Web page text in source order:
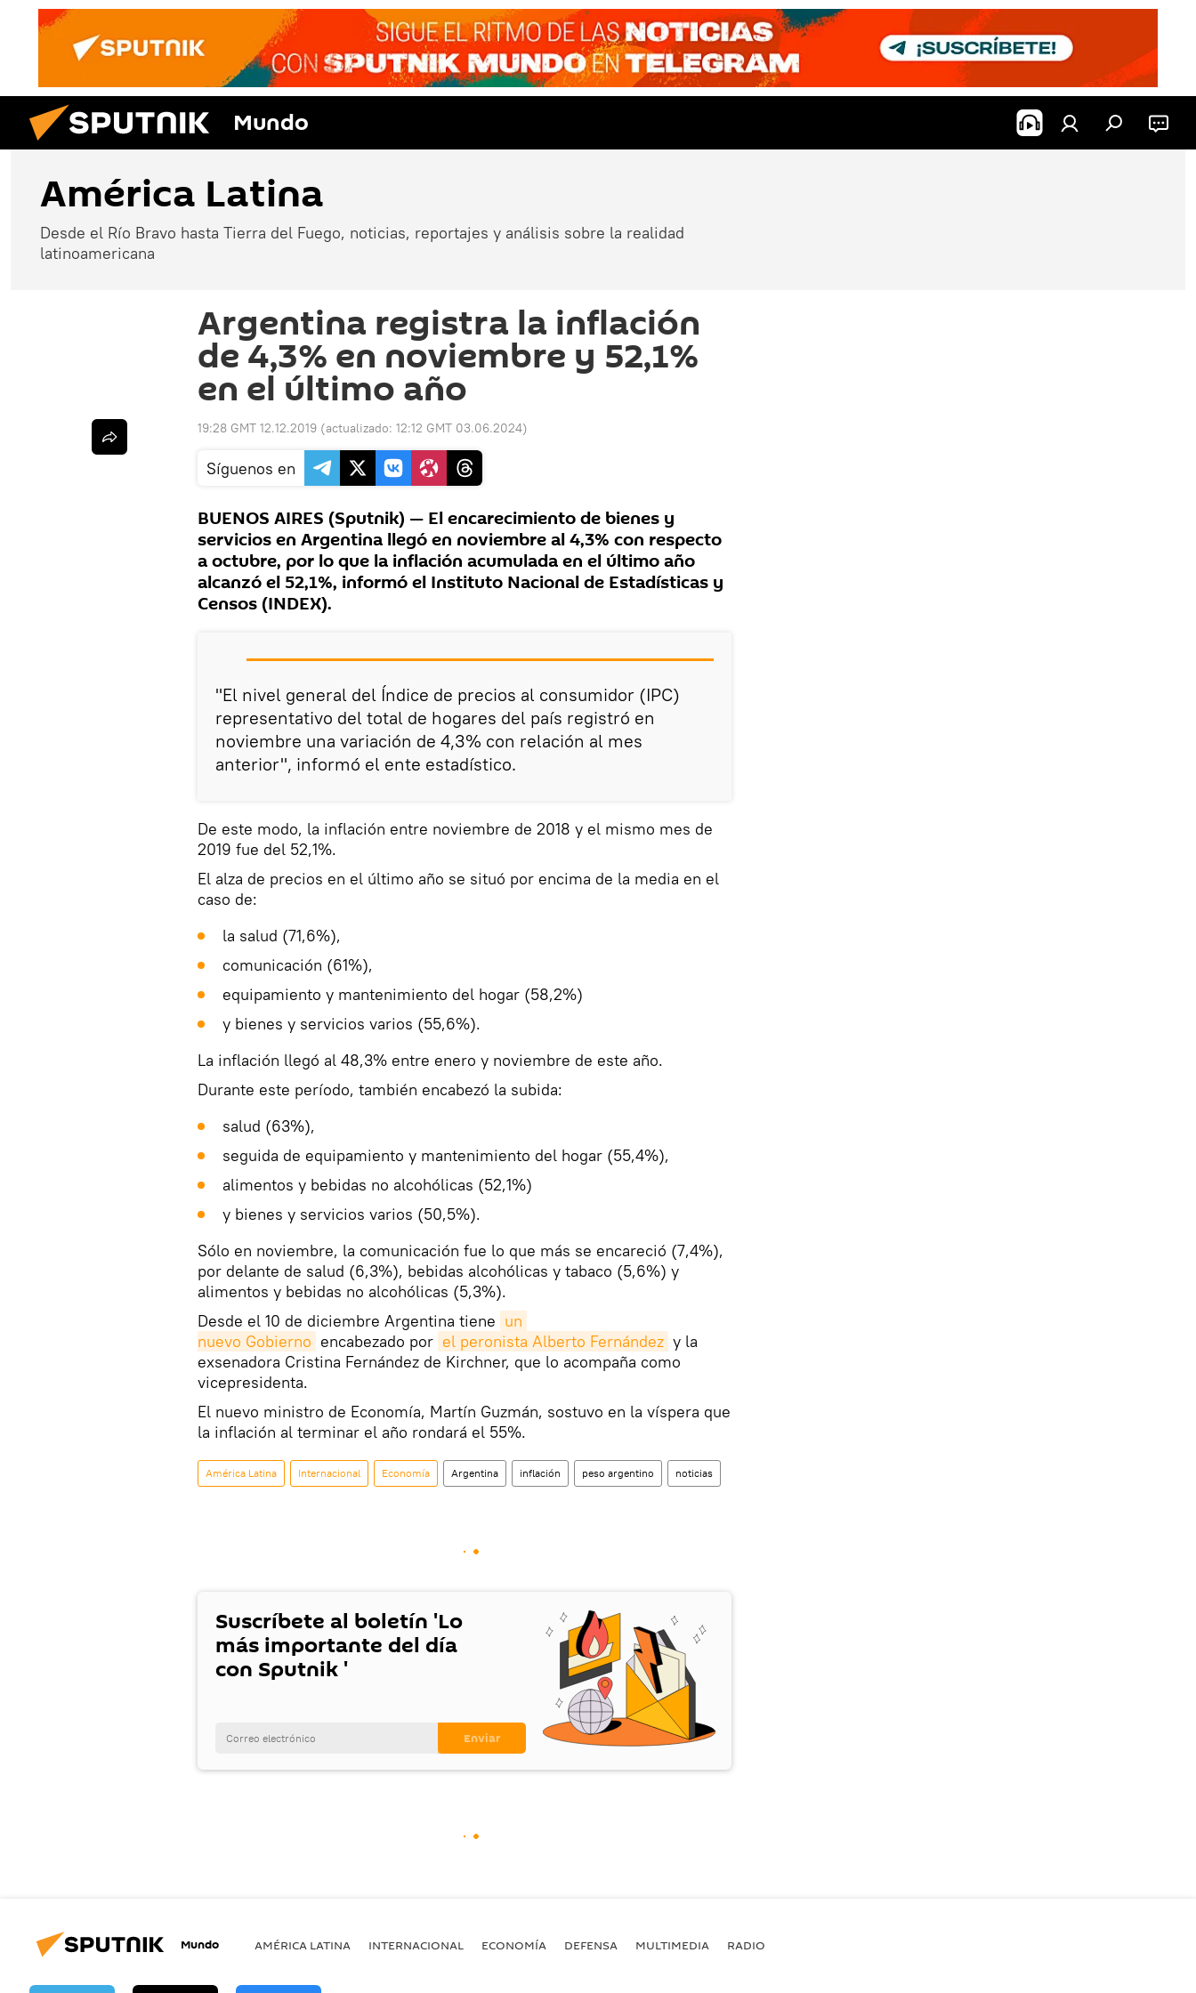
Mundo
América Latina
Desde el Río Bravo hasta Tierra del Fuego, noticias, reportajes y análisis sobre la realidad
latinoamericana
Argentina registra la inflación
de 4,3% en noviembre y 52,1%
en el último año
19:28 GMT 12.12.2019 (actualizado: 12:12 GMT 03.06.2024)
Síguenos en
BUENOS AIRES (Sputnik) — El encarecimiento de bienes y
servicios en Argentina llegó en noviembre al 4,3% con respecto
a octubre, por lo que la inflación acumulada en el último año
alcanzó el 52,1%, informó el Instituto Nacional de Estadísticas y
Censos (INDEX).
"El nivel general del Índice de precios al consumidor (IPC)
representativo del total de hogares del país registró en
noviembre una variación de 4,3% con relación al mes
anterior", informó el ente estadístico.
De este modo, la inflación entre noviembre de 2018 y el mismo mes de
2019 fue del 52,1%.
El alza de precios en el último año se situó por encima de la media en el
caso de:
la salud (71,6%),
comunicación (61%),
equipamiento y mantenimiento del hogar (58,2%)
y bienes y servicios varios (55,6%).
La inflación llegó al 48,3% entre enero y noviembre de este año.
Durante este período, también encabezó la subida:
salud (63%),
seguida de equipamiento y mantenimiento del hogar (55,4%),
alimentos y bebidas no alcohólicas (52,1%)
y bienes y servicios varios (50,5%).
Sólo en noviembre, la comunicación fue lo que más se encareció (7,4%),
por delante de salud (6,3%), bebidas alcohólicas y tabaco (5,6%) y
alimentos y bebidas no alcohólicas (5,3%).
Desde el 10 de diciembre Argentina tiene un
nuevo Gobierno encabezado por el peronista Alberto Fernández y la
exsenadora Cristina Fernández de Kirchner, que lo acompaña como
vicepresidenta.
El nuevo ministro de Economía, Martín Guzmán, sostuvo en la víspera que
la inflación al terminar el año rondará el 55%.
América Latina Internacional Economía Argentina inflación peso argentino noticias
Suscríbete al boletín 'Lo
más importante del día
con Sputnik '
Mundo AMÉRICA LATINA INTERNACIONAL ECONOMÍA DEFENSA MULTIMEDIA RADIO